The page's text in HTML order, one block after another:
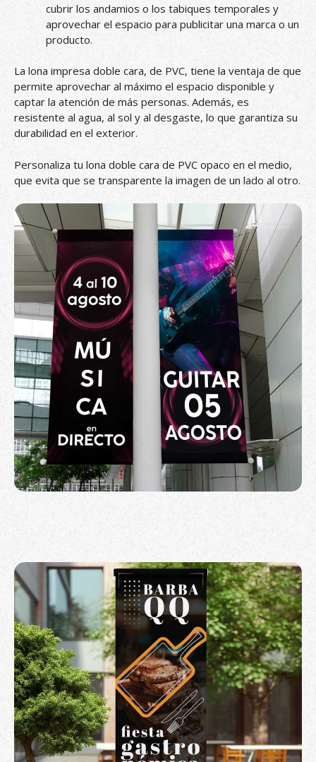
cubrir los andamios o los tabiques temporales y
aprovechar el espacio para publicitar una marca o un
producto.
La lona impresa doble cara, de PVC, tiene la ventaja de que
permite aprovechar al máximo el espacio disponible y
captar la atención de más personas. Además, es
resistente al agua, al sol y al desgaste, lo que garantiza su
durabilidad en el exterior.
Personaliza tu lona doble cara de PVC opaco en el medio,
que evita que se transparente la imagen de un lado al otro.